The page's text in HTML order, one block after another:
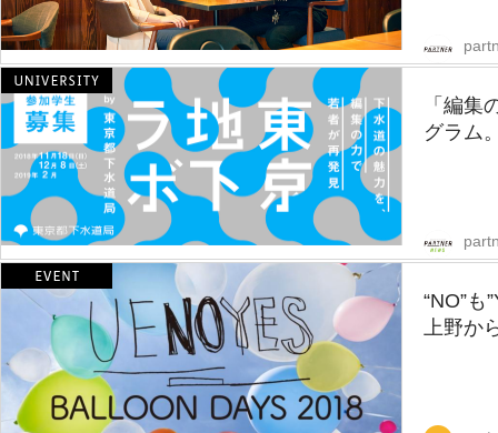
「編集
グラム
“NO”も
上野か